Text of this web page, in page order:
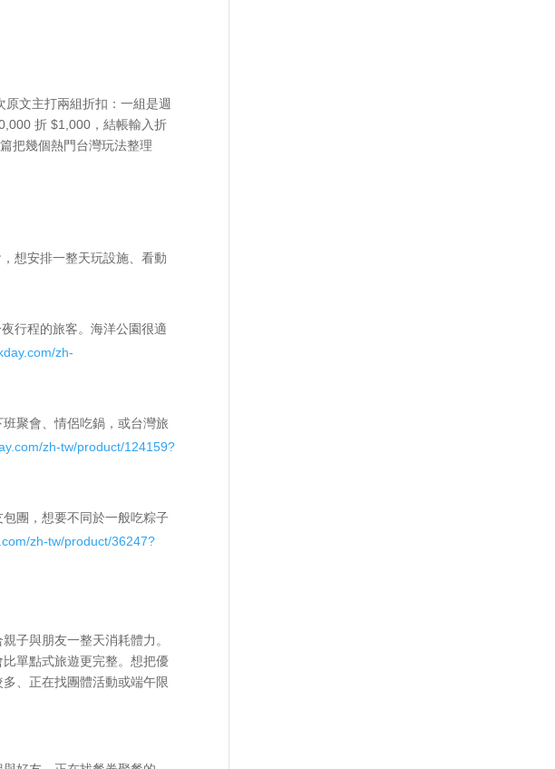
文主打兩組折扣：一組是週
折 $1,000，結帳輸入折
把幾個熱門台灣玩法整理
想安排一整天玩設施、看動
行程的旅客。海洋公園很適
zh-
聚會、情侶吃鍋，或台灣旅
zh-tw/product/124159?
團，想要不同於一般吃粽子
zh-tw/product/36247?
子與朋友一整天消耗體力。
單點式旅遊更完整。想把優
、正在找團體活動或端午限